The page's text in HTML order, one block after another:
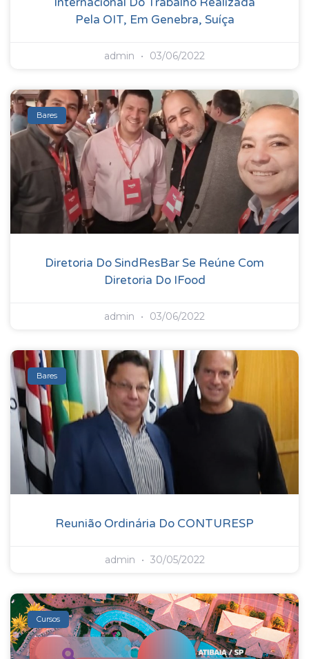
Pela OIT, Em Genebra, Suíça
admin 03/06/2022
Bares
Diretoria Do SindResBar Se Reúne Com
Diretoria Do IFood
admin 03/06/2022
Bares
Reunião Ordinária Do CONTURESP
admin 30/05/2022
Cursos